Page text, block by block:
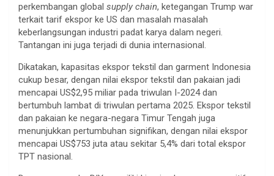
perkembangan global supply chain, ketegangan Trump war
terkait tarif ekspor ke US dan masalah masalah
keberlangsungan industri padat karya dalam negeri.
Tantangan ini juga terjadi di dunia internasional.
Dikatakan, kapasitas ekspor tekstil dan garment Indonesia
cukup besar, dengan nilai ekspor tekstil dan pakaian jadi
mencapai US$2,95 miliar pada triwulan I-2024 dan
bertumbuh lambat di triwulan pertama 2025. Ekspor tekstil
dan pakaian ke negara-negara Timur Tengah juga
menunjukkan pertumbuhan signifikan, dengan nilai ekspor
mencapai US$753 juta atau sekitar 5,4% dari total ekspor
TPT nasional.